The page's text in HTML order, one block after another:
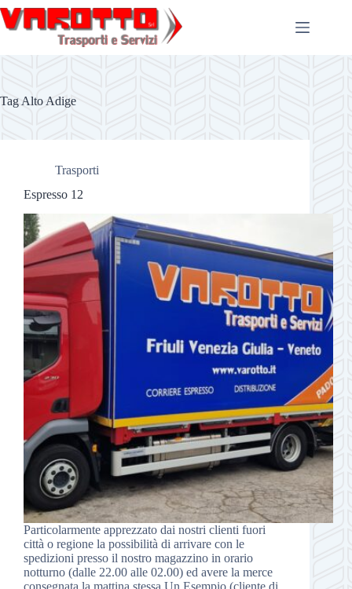
Salta
al
contenuto
Tag Alto Adige
Trasporti
Espresso 12
Particolarmente apprezzato dai nostri clienti fuori
città o regione la possibilità di arrivare con le
spedizioni presso il nostro magazzino in orario
notturno (dalle 22.00 alle 02.00) ed avere la merce
consegnata la mattina stessa.Un Esempio (cliente di